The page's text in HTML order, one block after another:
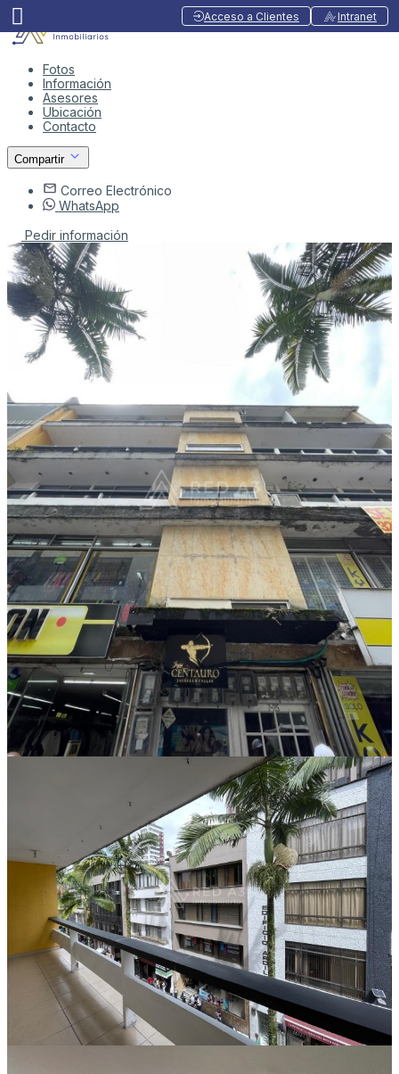
Acceso a Clientes Intranet
Fotos
Información
Asesores
Ubicación
Contacto
Compartir
Correo Electrónico
WhatsApp
Pedir información